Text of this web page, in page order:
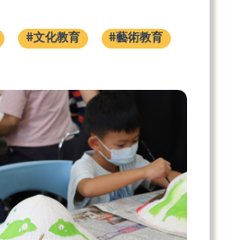
#文化教育 #藝術教育